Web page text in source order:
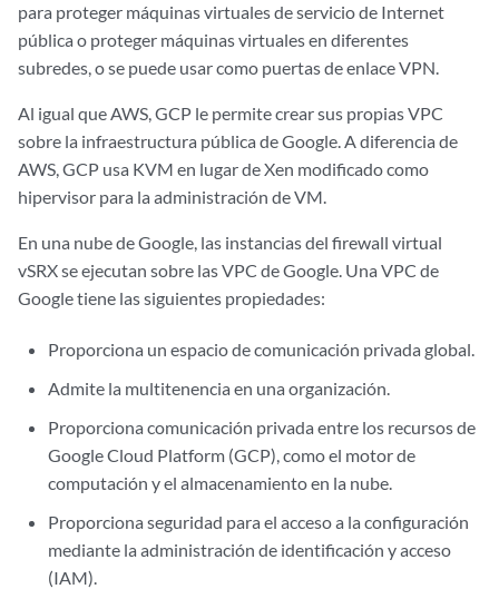
para proteger máquinas virtuales de servicio de Internet
pública o proteger máquinas virtuales en diferentes
subredes, o se puede usar como puertas de enlace VPN.
Al igual que AWS, GCP le permite crear sus propias VPC
sobre la infraestructura pública de Google. A diferencia de
AWS, GCP usa KVM en lugar de Xen modificado como
hipervisor para la administración de VM.
En una nube de Google, las instancias del firewall virtual
vSRX se ejecutan sobre las VPC de Google. Una VPC de
Google tiene las siguientes propiedades:
Proporciona un espacio de comunicación privada global.
Admite la multitenencia en una organización.
Proporciona comunicación privada entre los recursos de
Google Cloud Platform (GCP), como el motor de
computación y el almacenamiento en la nube.
Proporciona seguridad para el acceso a la configuración
mediante la administración de identificación y acceso
(IAM).